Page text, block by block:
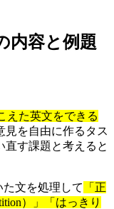
内容と例題
えた英文をできる
見を自由に作るタス
直す課題と考えると
文を処理して
「正
）」「はっきり